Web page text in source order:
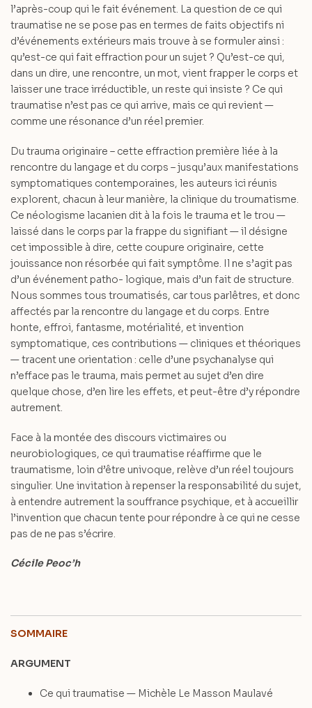
l’après-coup qui le fait événement. La question de ce qui
traumatise ne se pose pas en termes de faits objectifs ni
d’événements extérieurs mais trouve à se formuler ainsi :
qu’est-ce qui fait effraction pour un sujet ? Qu’est-ce qui,
dans un dire, une rencontre, un mot, vient frapper le corps et
laisser une trace irréductible, un reste qui insiste ? Ce qui
traumatise n’est pas ce qui arrive, mais ce qui revient —
comme une résonance d’un réel premier.
Du trauma originaire – cette effraction première liée à la
rencontre du langage et du corps – jusqu’aux manifestations
symptomatiques contemporaines, les auteurs ici réunis
explorent, chacun à leur manière, la clinique du troumatisme.
Ce néologisme lacanien dit à la fois le trauma et le trou —
laissé dans le corps par la frappe du signifiant — il désigne
cet impossible à dire, cette coupure originaire, cette
jouissance non résorbée qui fait symptôme. Il ne s’agit pas
d’un événement patho- logique, mais d’un fait de structure.
Nous sommes tous troumatisés, car tous parlêtres, et donc
affectés par la rencontre du langage et du corps. Entre
honte, effroi, fantasme, motérialité, et invention
symptomatique, ces contributions — cliniques et théoriques
— tracent une orientation : celle d’une psychanalyse qui
n’efface pas le trauma, mais permet au sujet d’en dire
quelque chose, d’en lire les effets, et peut-être d’y répondre
autrement.
Face à la montée des discours victimaires ou
neurobiologiques, ce qui traumatise réaffirme que le
traumatisme, loin d’être univoque, relève d’un réel toujours
singulier. Une invitation à repenser la responsabilité du sujet,
à entendre autrement la souffrance psychique, et à accueillir
l’invention que chacun tente pour répondre à ce qui ne cesse
pas de ne pas s’écrire.
Cécile Peoc’h
SOMMAIRE
ARGUMENT
Ce qui traumatise — Michèle Le Masson Maulavé